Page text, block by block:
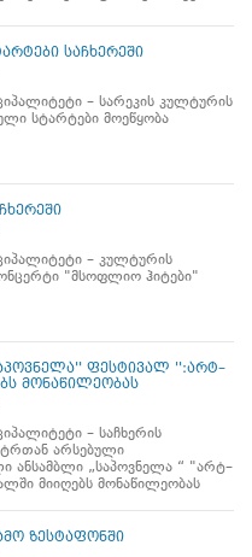
საჩხერეში
– სარეკის კულტურის
სტარტები მოეწყობა
– კულტურის
"მსოფლიო ჰიტები"
ფესტივალ '':არტ–
მონაწილეობას
– საჩხერის
არსებული
„საპოვნელა “ "არტ–
მიიღებს მონაწილეობას
ზესტაფონში